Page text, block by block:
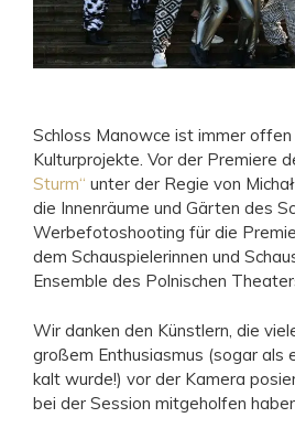
Schloss Manowce ist immer
Kulturprojekte. Vor der Premiere
Sturm“ unter der Regie von
die Innenräume und Gärten des
Werbefotoshooting für die
dem Schauspielerinnen und
Ensemble des Polnischen
Wir danken den Künstlern, die
großem Enthusiasmus (sogar als
kalt wurde!) vor der Kamera
bei der Session mitgeholfen